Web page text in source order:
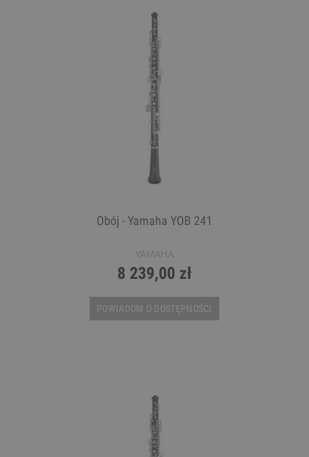
Obój - Yamaha YOB 241
YAMAHA
8 239,00 zł
POWIADOM O DOSTĘPNOŚCI